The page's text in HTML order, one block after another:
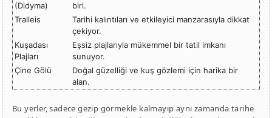
(Didyma)
biri.
Tralleis
Tarihi kalıntıları ve etkileyici manzarasıyla dikkat
çekiyor.
Kuşadası
Plajları
Eşsiz plajlarıyla mükemmel bir tatil imkanı
sunuyor.
Çine Gölü
Doğal güzelliği ve kuş gözlemi için harika bir
alan.
Bu yerler, sadece gezip görmekle kalmayıp aynı zamanda tarihe